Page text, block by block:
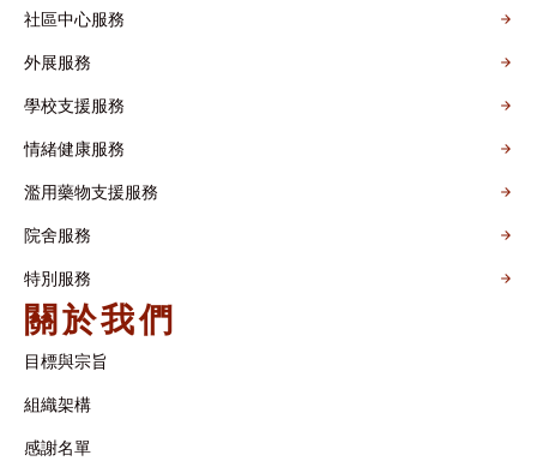
社區中心服務
外展服務
學校支援服務
情緒健康服務
濫用藥物支援服務
院舍服務
特別服務
關於我們
目標與宗旨
組織架構​
感謝名單​